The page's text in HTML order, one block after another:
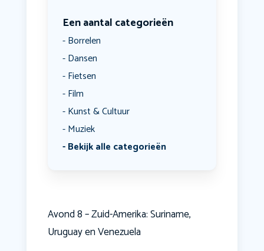
Een aantal categorieën
Borrelen
Dansen
Fietsen
Film
Kunst & Cultuur
Muziek
Bekijk alle categorieën
Avond 8 – Zuid-Amerika: Suriname,
Uruguay en Venezuela